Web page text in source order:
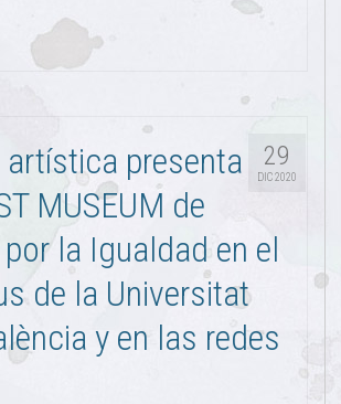
29
DIC 2020
presenta
MUSEUM de
la Igualdad en el
de la Universitat
y en las redes